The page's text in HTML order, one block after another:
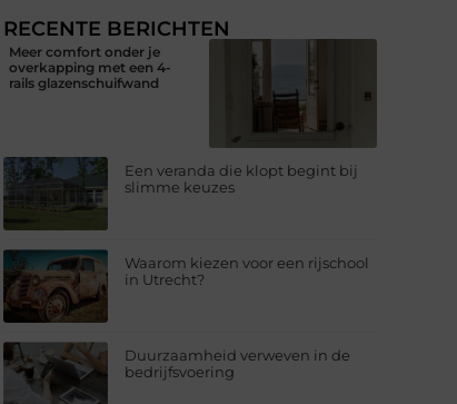
RECENTE BERICHTEN
Meer comfort onder je
overkapping met een 4-
rails glazenschuifwand
Een veranda die klopt begint bij
slimme keuzes
Waarom kiezen voor een rijschool
in Utrecht?
Duurzaamheid verweven in de
bedrijfsvoering